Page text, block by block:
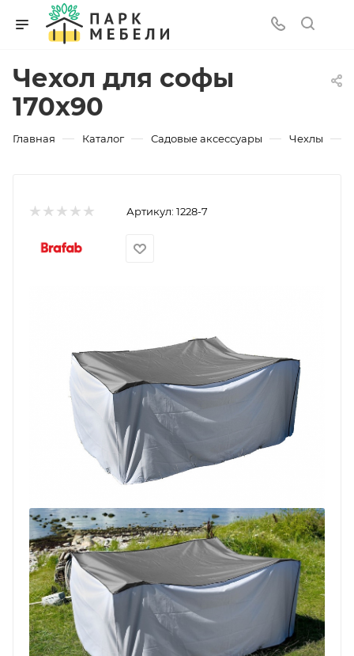
Чехол для софы
170х90
Главная — Каталог — Садовые аксессуары — Чехлы —
Артикул: 1228-7